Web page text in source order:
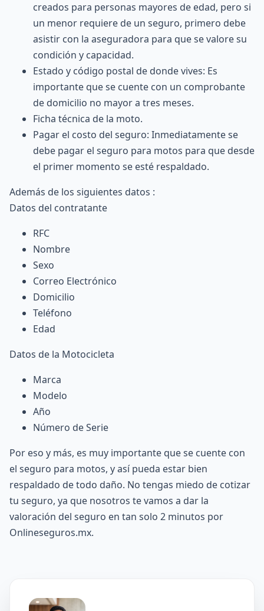
creados para personas mayores de edad, pero si
un menor requiere de un seguro, primero debe
asistir con la aseguradora para que se valore su
condición y capacidad.
Estado y código postal de donde vives: Es
importante que se cuente con un comprobante
de domicilio no mayor a tres meses.
Ficha técnica de la moto.
Pagar el costo del seguro: Inmediatamente se
debe pagar el seguro para motos para que desde
el primer momento se esté respaldado.
Además de los siguientes datos :
Datos del contratante
RFC
Nombre
Sexo
Correo Electrónico
Domicilio
Teléfono
Edad
Datos de la Motocicleta
Marca
Modelo
Año
Número de Serie
Por eso y más, es muy importante que se cuente con
el seguro para motos, y así pueda estar bien
respaldado de todo daño. No tengas miedo de cotizar
tu seguro, ya que nosotros te vamos a dar la
valoración del seguro en tan solo 2 minutos por
Onlineseguros.mx.